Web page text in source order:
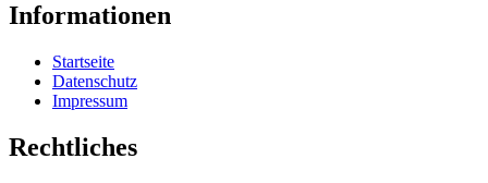
Informationen
Startseite
Datenschutz
Impressum
Rechtliches